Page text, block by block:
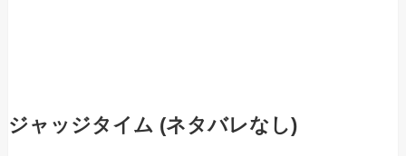
ジャッジタイム (ネタバレなし)